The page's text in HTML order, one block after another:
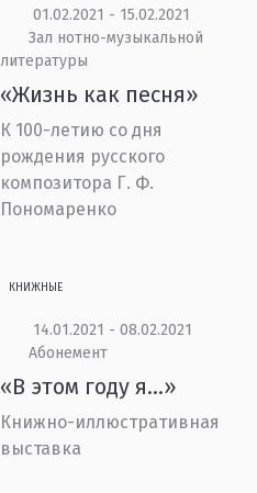
01.02.2021 - 15.02.2021
Зал нотно-музыкальной
литературы
«Жизнь как песня»
К 100-летию со дня
рождения русского
композитора Г. Ф.
Пономаренко
КНИЖНЫЕ
14.01.2021 - 08.02.2021
Абонемент
«В этом году я...»
Книжно-иллюстративная
выставка